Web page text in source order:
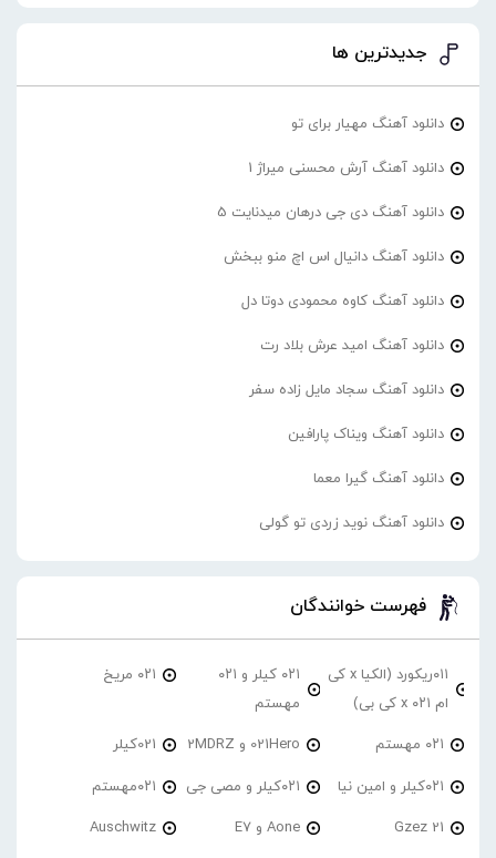
جدیدترین ها
دانلود آهنگ مهیار برای تو
دانلود آهنگ آرش محسنی میراژ 1
دانلود آهنگ دی جی درهان میدنایت 5
دانلود آهنگ دانیال اس اچ منو ببخش
دانلود آهنگ کاوه محمودی دوتا دل
دانلود آهنگ امید عرش بلاد رت
دانلود آهنگ سجاد مایل زاده سفر
دانلود آهنگ ویناک پارافین
دانلود آهنگ گیرا معما
دانلود آهنگ نوید زردی تو گولی
فهرست خوانندگان
۰۱۱ریکورد (الکیا x کی
ام ۰۲۱ x کی بی)
۰۲۱ کیلر و ۰۲۱
مهستم
۰۲۱ مریخ
۰۲۱ مهستم 021Hero و 2MDRZ 021کیلر
۰۲۱کیلر و امین نیا ۰۲۱کیلر و مصی جی ۰۲۱مهستم
21 Gzez Aone و E7 Auschwitz